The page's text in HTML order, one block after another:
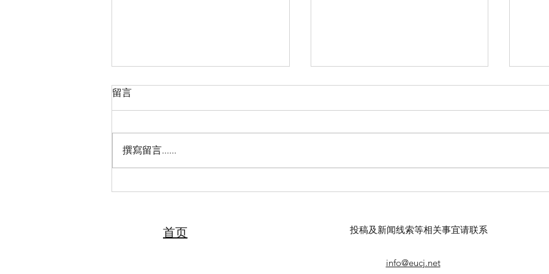
夏令营营员
留言
撰寫留言......
首页 投稿及新闻线索等相关事宜请联系
info@eucj.net